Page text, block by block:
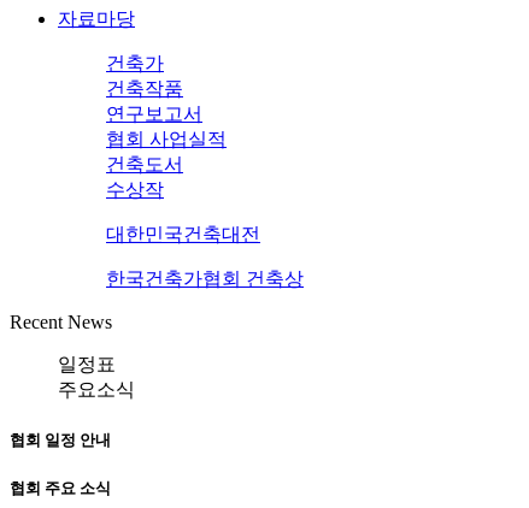
자료마당
건축가
건축작품
연구보고서
협회 사업실적
건축도서
수상작
대한민국건축대전
한국건축가협회 건축상
Recent News
일정표
주요소식
협회 일정 안내
협회 주요 소식